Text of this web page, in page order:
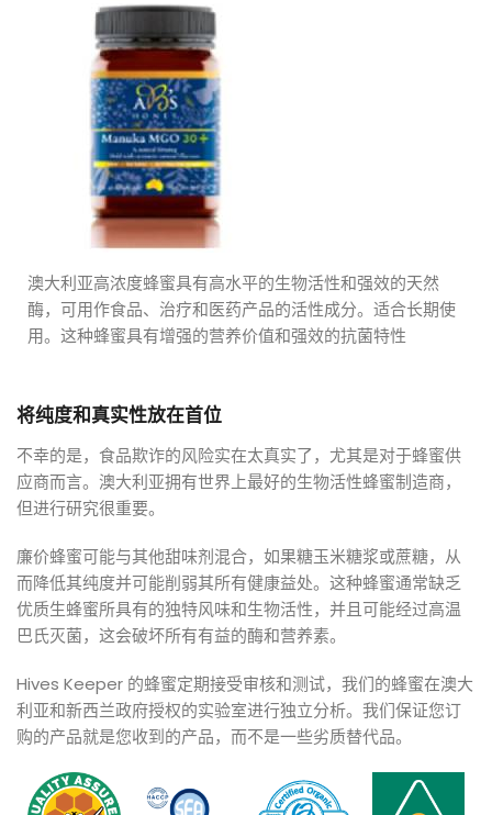
澳大利亚高浓度蜂蜜具有高水平的生物活性和强效的天然
酶，可用作食品、治疗和医药产品的活性成分。适合长期使
用。这种蜂蜜具有增强的营养价值和强效的抗菌特性
将纯度和真实性放在首位
不幸的是，食品欺诈的风险实在太真实了，尤其是对于蜂蜜供
应商而言。澳大利亚拥有世界上最好的生物活性蜂蜜制造商，
但进行研究很重要。
廉价蜂蜜可能与其他甜味剂混合，如果糖玉米糖浆或蔗糖，从
而降低其纯度并可能削弱其所有健康益处。这种蜂蜜通常缺乏
优质生蜂蜜所具有的独特风味和生物活性，并且可能经过高温
巴氏灭菌，这会破坏所有有益的酶和营养素。
Hives Keeper 的蜂蜜定期接受审核和测试，我们的蜂蜜在澳大
利亚和新西兰政府授权的实验室进行独立分析。我们保证您订
购的产品就是您收到的产品，而不是一些劣质替代品。